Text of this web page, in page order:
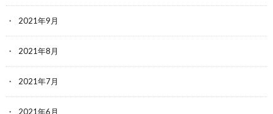
2021年9月
2021年8月
2021年7月
2021年6月